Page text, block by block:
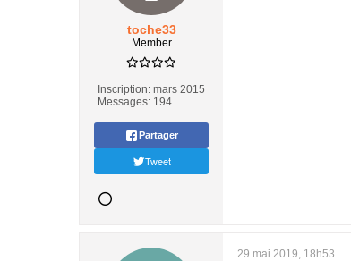
toche33
Member
Inscription: mars 2015
Messages: 194
Partager
Tweet
29 mai 2019, 18h53